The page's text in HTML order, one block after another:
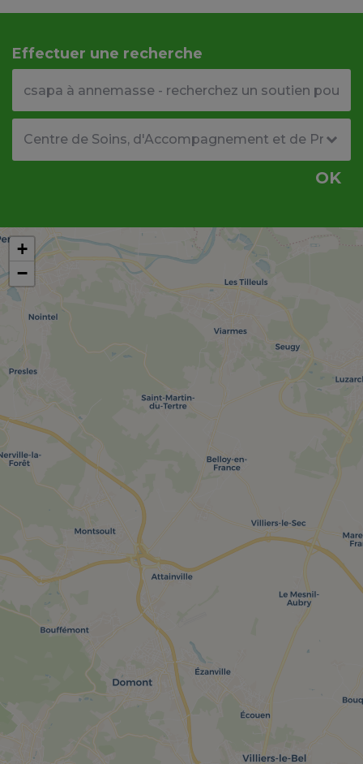
Effectuer une recherche
OK
+
−